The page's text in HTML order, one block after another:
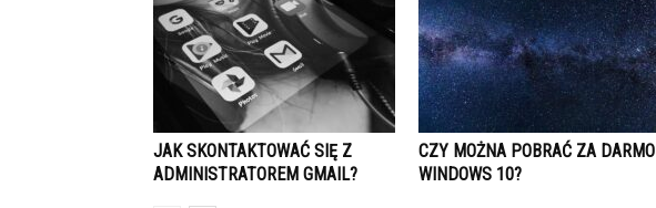
JAK SKONTAKTOWAĆ SIĘ Z
ADMINISTRATOREM GMAIL?
CZY MOŻNA POBRAĆ ZA DARMO
WINDOWS 10?